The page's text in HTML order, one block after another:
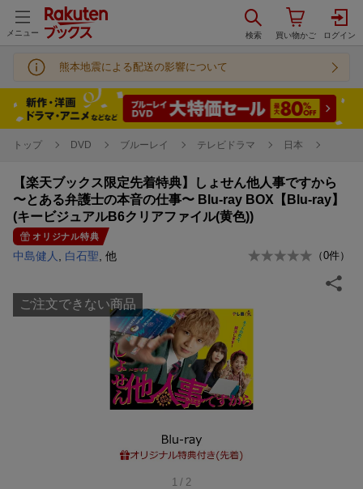
メニュー
熊本地震による配送の影響について
トップ DVD ブルーレイ テレビドラマ 日本
【楽天ブックス限定先着特典】しょせん他人事ですから
〜とある弁護士の本音の仕事〜 Blu-ray BOX【Blu-ray】
(キービジュアルB6クリアファイル(黄色))
オリジナル特典
中島健人 白石聖 , 他 （0件）
ご注文できない商品
1 / 2